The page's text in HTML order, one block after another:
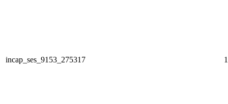
incap_ses_9153_275317